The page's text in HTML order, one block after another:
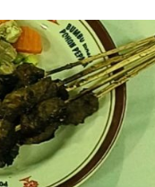
adalah Amanah
Ajak Orang Tua